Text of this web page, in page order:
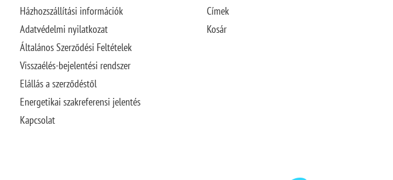
Házhozszállítási információk
Adatvédelmi nyilatkozat
Általános Szerződési Feltételek
Visszaélés-bejelentési rendszer
Elállás a szerződéstől
Energetikai szakreferensi jelentés
Kapcsolat
Címek
Kosár